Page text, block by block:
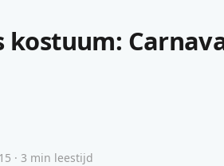
kostuum:
· 3 min leestijd